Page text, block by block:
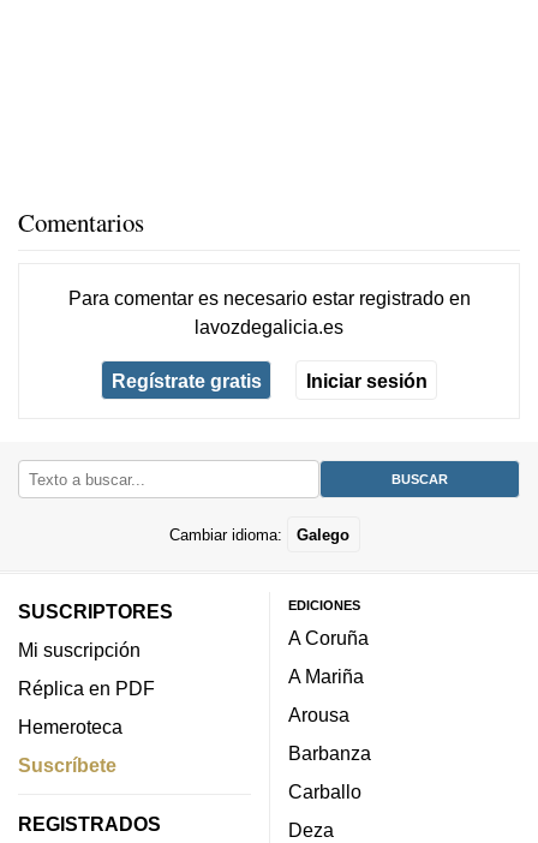
Comentarios
Para comentar es necesario estar registradoen
lavozdegalicia.es
Regístrate gratis Iniciar sesión
Cambiar idioma: Galego
SUSCRIPTORES
Mi suscripción
Réplica en PDF
Hemeroteca
Suscríbete
REGISTRADOS
EDICIONES
A Coruña
A Mariña
Arousa
Barbanza
Carballo
Deza